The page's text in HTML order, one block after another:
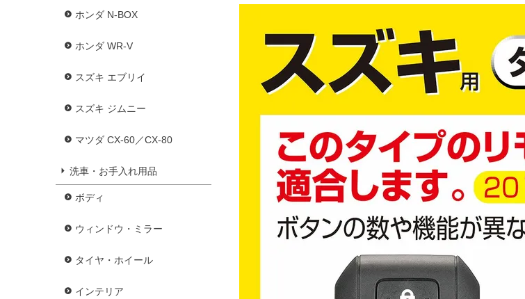
ホンダ N-BOX
ホンダ WR-V
スズキ エブリイ
スズキ ジムニー
マツダ CX-60／CX-80
洗車・お手入れ用品
ボディ
ウィンドウ・ミラー
タイヤ・ホイール
インテリア